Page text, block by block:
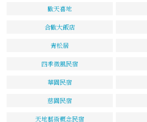
歡天喜地
合歡大飯店
青松居
四季微風民宿
華園民宿
慈園民宿
天地藝術概念民宿